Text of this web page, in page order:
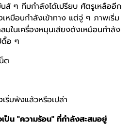
ส์ ๆ ทีมกำลังได้เปรียบ ศัตรูเหลืออีก
หมือนกำลังเข้าทาง แต่จู่ ๆ ภาพเริ่ม
ในเครื่องหมุนเสียงดังเหมือนกำลัง
ดื้อ ๆ
ต
ริ่มพังแล้วหรือเปล่า
ป็น "ความร้อน" ที่กำลังสะสมอยู่